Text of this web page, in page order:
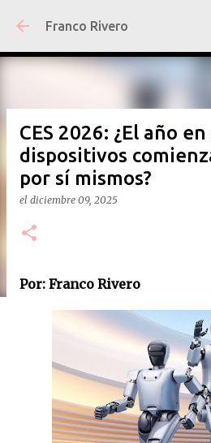
Ir al contenido
Franco Rivero
CES 2026: ¿El año
dispositivos
por sí mismos?
el diciembre 09, 2025
Por: Franco Rivero